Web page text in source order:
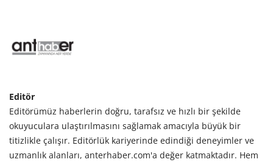
Editör
Editörümüz haberlerin doğru, tarafsız ve hızlı bir şekilde
okuyuculara ulaştırılmasını sağlamak amacıyla büyük bir
titizlikle çalışır. Editörlük kariyerinde edindiği deneyimler ve
uzmanlık alanları, anterhaber.com'a değer katmaktadır. Hem